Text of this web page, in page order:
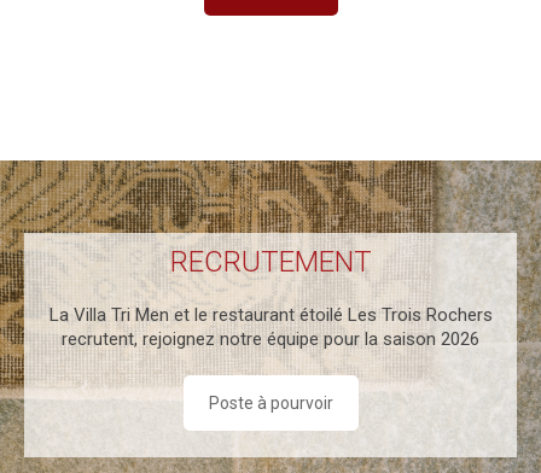
RECRUTEMENT
La Villa Tri Men et le restaurant étoilé Les Trois Rochers
recrutent, rejoignez notre équipe pour la saison 2026
Poste à pourvoir